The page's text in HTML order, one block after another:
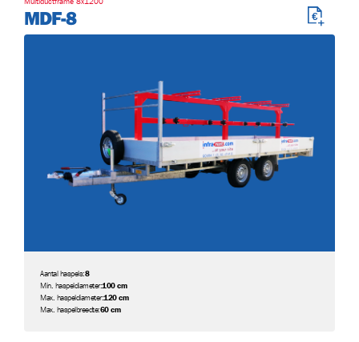
MDF-8
Aantal haspels:8
Min. haspeldiameter:100 cm
Max. haspeldiameter:120 cm
Max. haspelbreedte:60 cm